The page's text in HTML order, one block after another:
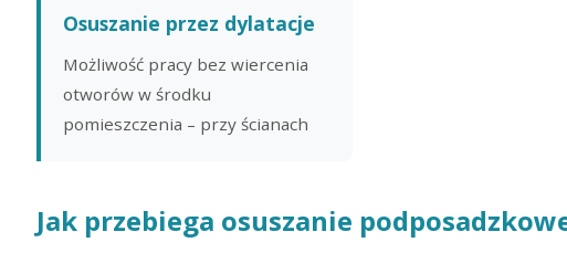
Osuszanie przez dylatacje
Możliwość pracy bez wiercenia
otworów w środku
pomieszczenia – przy ścianach
Jak przebiega osuszanie